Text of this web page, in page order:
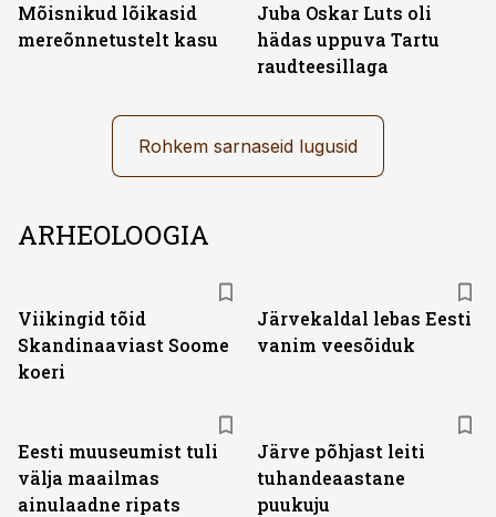
Mõisnikud lõikasid
mereõnnetustelt kasu
Juba Oskar Luts oli
hädas uppuva Tartu
raudteesillaga
Rohkem sarnaseid lugusid
ARHEOLOOGIA
Viikingid tõid
Skandinaaviast Soome
koeri
Järvekaldal lebas Eesti
vanim veesõiduk
Eesti muuseumist tuli
välja maailmas
ainulaadne ripats
Järve põhjast leiti
tuhandeaastane
puukuju